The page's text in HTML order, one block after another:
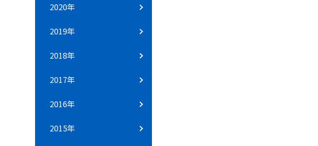
2020年
2019年
2018年
2017年
2016年
2015年